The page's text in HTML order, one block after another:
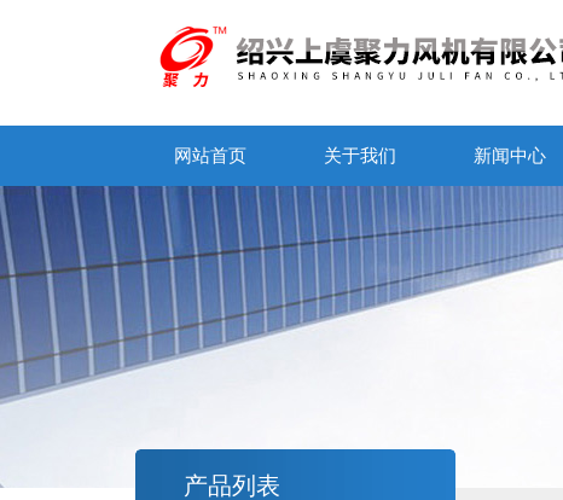
网站首页 关于我们 新闻中心
产品列表